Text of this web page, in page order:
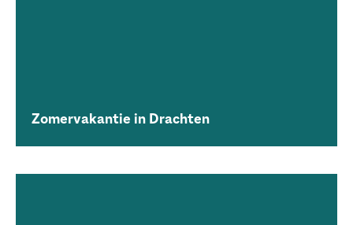
Zomervakantie in Drachten